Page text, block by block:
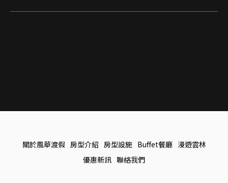
關於風華渡假 房型介紹 房型設施 Buffet餐廳 漫遊雲林
優惠新訊 聯絡我們